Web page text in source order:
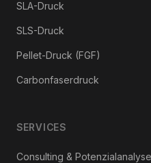
SLA-Druck
SLS-Druck
Pellet-Druck (FGF)
Carbonfaserdruck
SERVICES
Consulting & Potenzialanalyse